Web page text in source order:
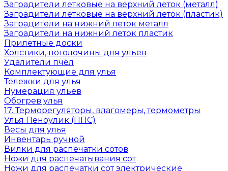
Заградители летковые на верхний леток (металл)
Заградители летковые на верхний леток (пластик)
Заградители на нижний леток металл
Заградители на нижний леток пластик
Прилетные доски
Холстики, потолочины для ульев
Удалители пчёл
Комплектующие для улья
Тележки для улья
Нумерация ульев
Обогрев улья
17. Терморегуляторы, влагомеры, термометры
Улья Пеноулик (ППС)
Весы для улья
Инвентарь ручной
Вилки для распечатки сотов
Ножи для распечатывания сот
Ножи для распечатки сот электрические